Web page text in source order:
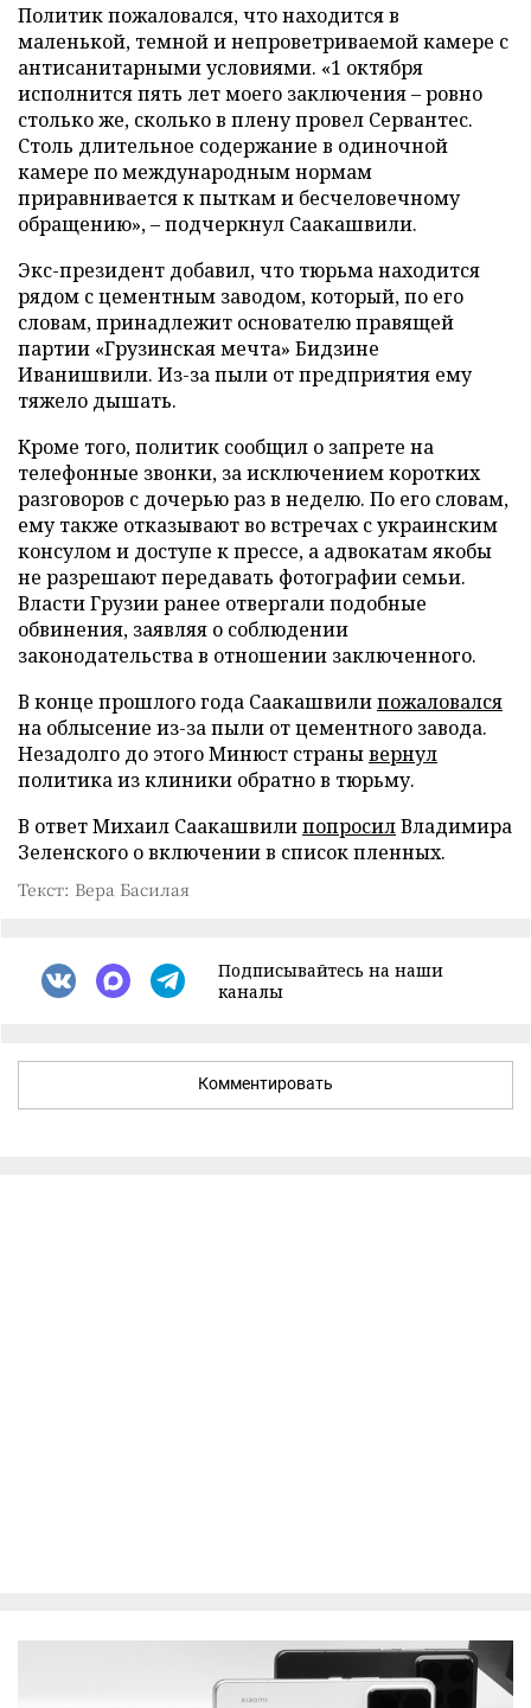
Политик пожаловался, что находится в
маленькой, темной и непроветриваемой камере с
антисанитарными условиями. «1 октября
исполнится пять лет моего заключения – ровно
столько же, сколько в плену провел Сервантес.
Столь длительное содержание в одиночной
камере по международным нормам
приравнивается к пыткам и бесчеловечному
обращению», – подчеркнул Саакашвили.
Экс-президент добавил, что тюрьма находится
рядом с цементным заводом, который, по его
словам, принадлежит основателю правящей
партии «Грузинская мечта» Бидзине
Иванишвили. Из-за пыли от предприятия ему
тяжело дышать.
Кроме того, политик сообщил о запрете на
телефонные звонки, за исключением коротких
разговоров с дочерью раз в неделю. По его словам,
ему также отказывают во встречах с украинским
консулом и доступе к прессе, а адвокатам якобы
не разрешают передавать фотографии семьи.
Власти Грузии ранее отвергали подобные
обвинения, заявляя о соблюдении
законодательства в отношении заключенного.
В конце прошлого года Саакашвилипожаловался
на облысение из-за пыли от цементного завода.
Незадолго до этого Минюст странывернул
политика из клиники обратно в тюрьму.
В ответ Михаил СаакашвилипопросилВладимира
Зеленского о включении в список пленных.
Текст: Вера Басилая
Подписывайтесь на наши
каналы
Комментировать